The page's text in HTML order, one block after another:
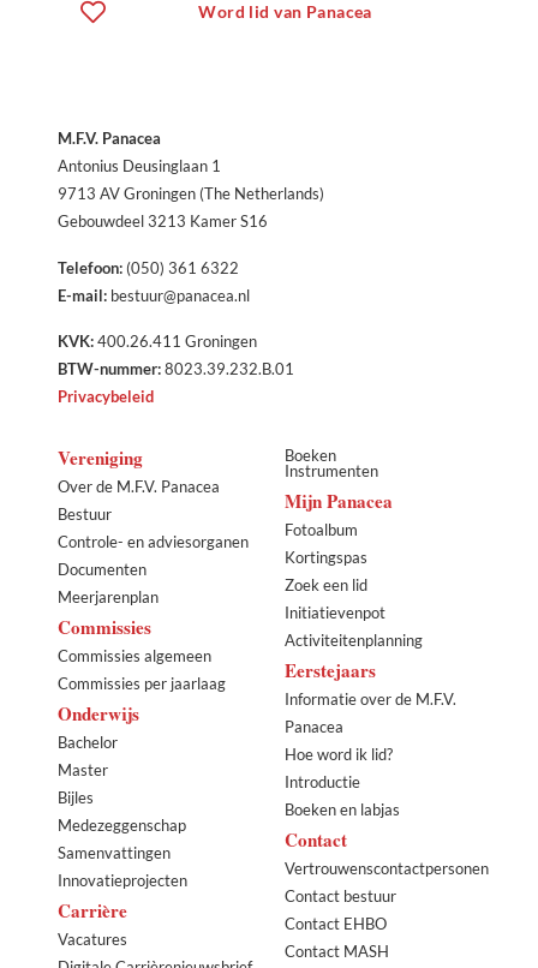
Word lid van Panacea
M.F.V. Panacea
Antonius Deusinglaan 1
9713 AV Groningen (The Netherlands)
Gebouwdeel 3213 Kamer S16
Telefoon:(050) 361 6322
E-mail:bestuur@panacea.nl
KVK:400.26.411 Groningen
BTW-nummer:8023.39.232.B.01
Privacybeleid
Vereniging
Over de M.F.V. Panacea
Bestuur
Controle- en adviesorganen
Documenten
Meerjarenplan
Commissies
Commissies algemeen
Commissies per jaarlaag
Onderwijs
Bachelor
Master
Bijles
Medezeggenschap
Samenvattingen
Innovatieprojecten
Carrière
Vacatures
Boeken
Instrumenten
Mijn Panacea
Fotoalbum
Kortingspas
Zoek een lid
Initiatievenpot
Activiteitenplanning
Eerstejaars
Informatie over de M.F.V.
Panacea
Hoe word ik lid?
Introductie
Boeken en labjas
Contact
Vertrouwenscontactpersonen
Contact bestuur
Contact EHBO
Contact MASH